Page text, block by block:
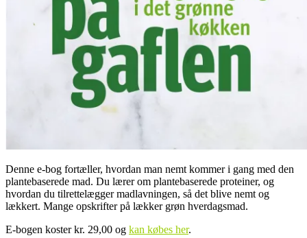
Denne e-bog fortæller, hvordan man nemt kommer i gang med den
plantebaserede mad. Du lærer om plantebaserede proteiner, og
hvordan du tilrettelægger madlavningen, så det blive nemt og
lækkert. Mange opskrifter på lækker grøn hverdagsmad.
E-bogen koster kr. 29,00 og kan købes her.